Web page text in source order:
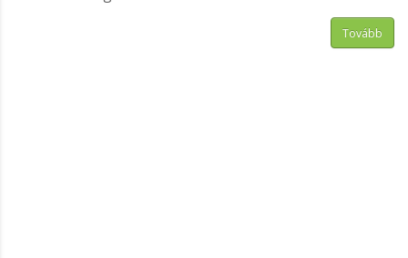
Tovább